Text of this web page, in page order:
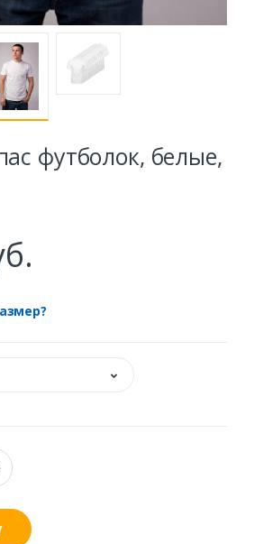
футболок, белые,